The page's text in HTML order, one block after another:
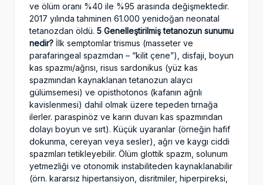
ve ölüm oranı %40 ile %95 arasında değişmektedir.
2017 yılında tahminen 61.000 yenidoğan neonatal
tetanozdan öldü. 5 Genelleştirilmiş tetanozun sunumu
nedir? İlk semptomlar trismus (masseter ve
parafaringeal spazmdan – “kilit çene”), disfaji, boyun
kas spazmı/ağrısı, risus sardonikus (yüz kas
spazmından kaynaklanan tetanozun alaycı
gülümsemesi) ve opisthotonos (kafanın ağrılı
kavislenmesi) dahil olmak üzere tepeden tırnağa
ilerler. paraspinöz ve karın duvarı kas spazmından
dolayı boyun ve sırt). Küçük uyaranlar (örneğin hafif
dokunma, cereyan veya sesler), ağrı ve kaygı ciddi
spazmları tetikleyebilir. Ölüm glottik spazm, solunum
yetmezliği ve otonomik instabiliteden kaynaklanabilir
(örn. kararsız hipertansiyon, disritmiler, hiperpireksi,